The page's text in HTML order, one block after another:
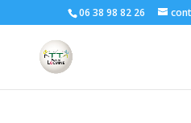
06 38 98 82 26